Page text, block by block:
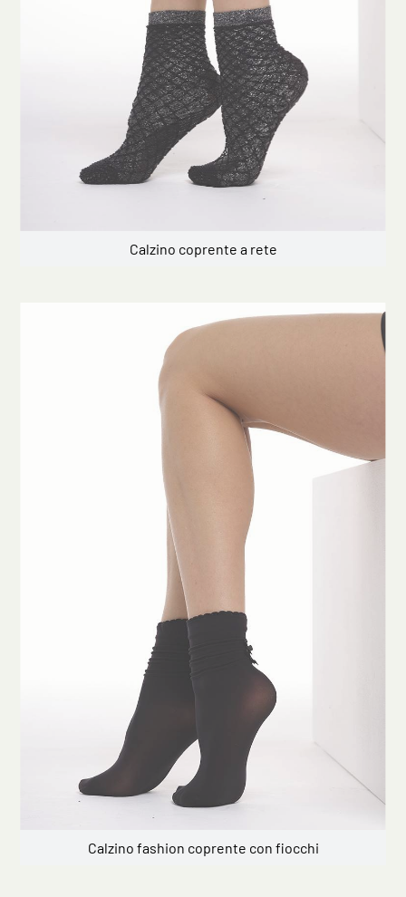
Calzino coprente a rete
Calzino fashion coprente con fiocchi